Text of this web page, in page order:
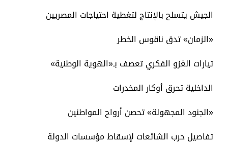
الجيش يتسلح بالإنتاج لتغطية احتياجات المصريين
«الزمان» تدق ناقوس الخطر
تيارات الغزو الفكري تعصف بـ«الهوية الوطنية»
الداخلية تحرق أوكار المخدرات
«الجنود المجهولة» تحصن أرواح المواطنين
تفاصيل حرب الشائعات لإسقاط مؤسسات الدولة